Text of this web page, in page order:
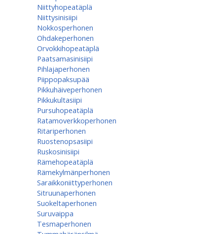
Niittyhopeatäplä
Niittysinisiipi
Nokkosperhonen
Ohdakeperhonen
Orvokkihopeatäplä
Paatsamasinisiipi
Pihlajaperhonen
Piippopaksupää
Pikkuhäiveperhonen
Pikkukultasiipi
Pursuhopeatäplä
Ratamoverkkoperhonen
Ritariperhonen
Ruostenopsasiipi
Ruskosinisiipi
Rämehopeatäplä
Rämekylmänperhonen
Saraikkoniittyperhonen
Sitruunaperhonen
Suokeltaperhonen
Suruvaippa
Tesmaperhonen